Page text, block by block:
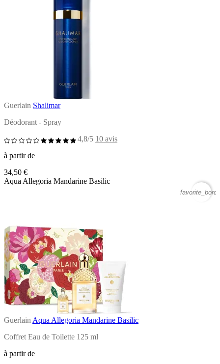
Guerlain Shalimar
Déodorant - Spray
4,8/5 10 avis
à partir de
34,50 €
Aqua Allegoria Mandarine Basilic
GuerlainAqua Allegoria Mandarine Basilic
Coffret Eau de Toilette 125 ml
à partir de